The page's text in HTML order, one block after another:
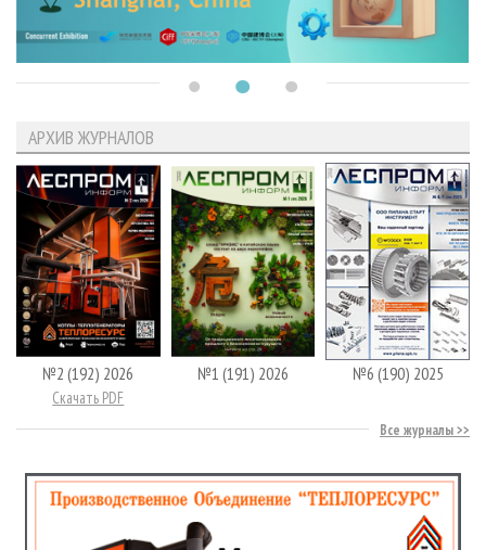
АРХИВ ЖУРНАЛОВ
№2 (192) 2026
Скачать PDF
№1 (191) 2026 №6 (190) 2025
Все журналы